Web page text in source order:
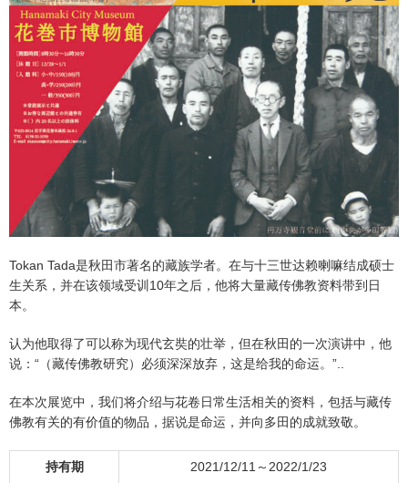
Tokan Tada是秋田市著名的藏族学者。在与十三世达赖喇嘛结成硕士
生关系，并在该领域受训10年之后，他将大量藏传佛教资料带到日
本。
认为他取得了可以称为现代玄奘的壮举，但在秋田的一次演讲中，他
说：“（藏传佛教研究）必须深深放弃，这是给我的命运。”..
在本次展览中，我们将介绍与花卷日常生活相关的资料，包括与藏传
佛教有关的有价值的物品，据说是命运，并向多田的成就致敬。
持有期 2021/12/11～2022/1/23